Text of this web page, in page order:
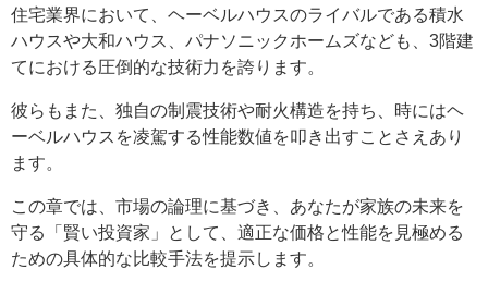
住宅業界において、ヘーベルハウスのライバルである積水
ハウスや大和ハウス、パナソニックホームズなども、3階建
てにおける圧倒的な技術力を誇ります。
彼らもまた、独自の制震技術や耐火構造を持ち、時にはヘ
ーベルハウスを凌駕する性能数値を叩き出すことさえあり
ます。
この章では、市場の論理に基づき、あなたが家族の未来を
守る「賢い投資家」として、適正な価格と性能を見極める
ための具体的な比較手法を提示します。